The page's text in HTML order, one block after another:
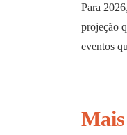
Para
projeção
eventos